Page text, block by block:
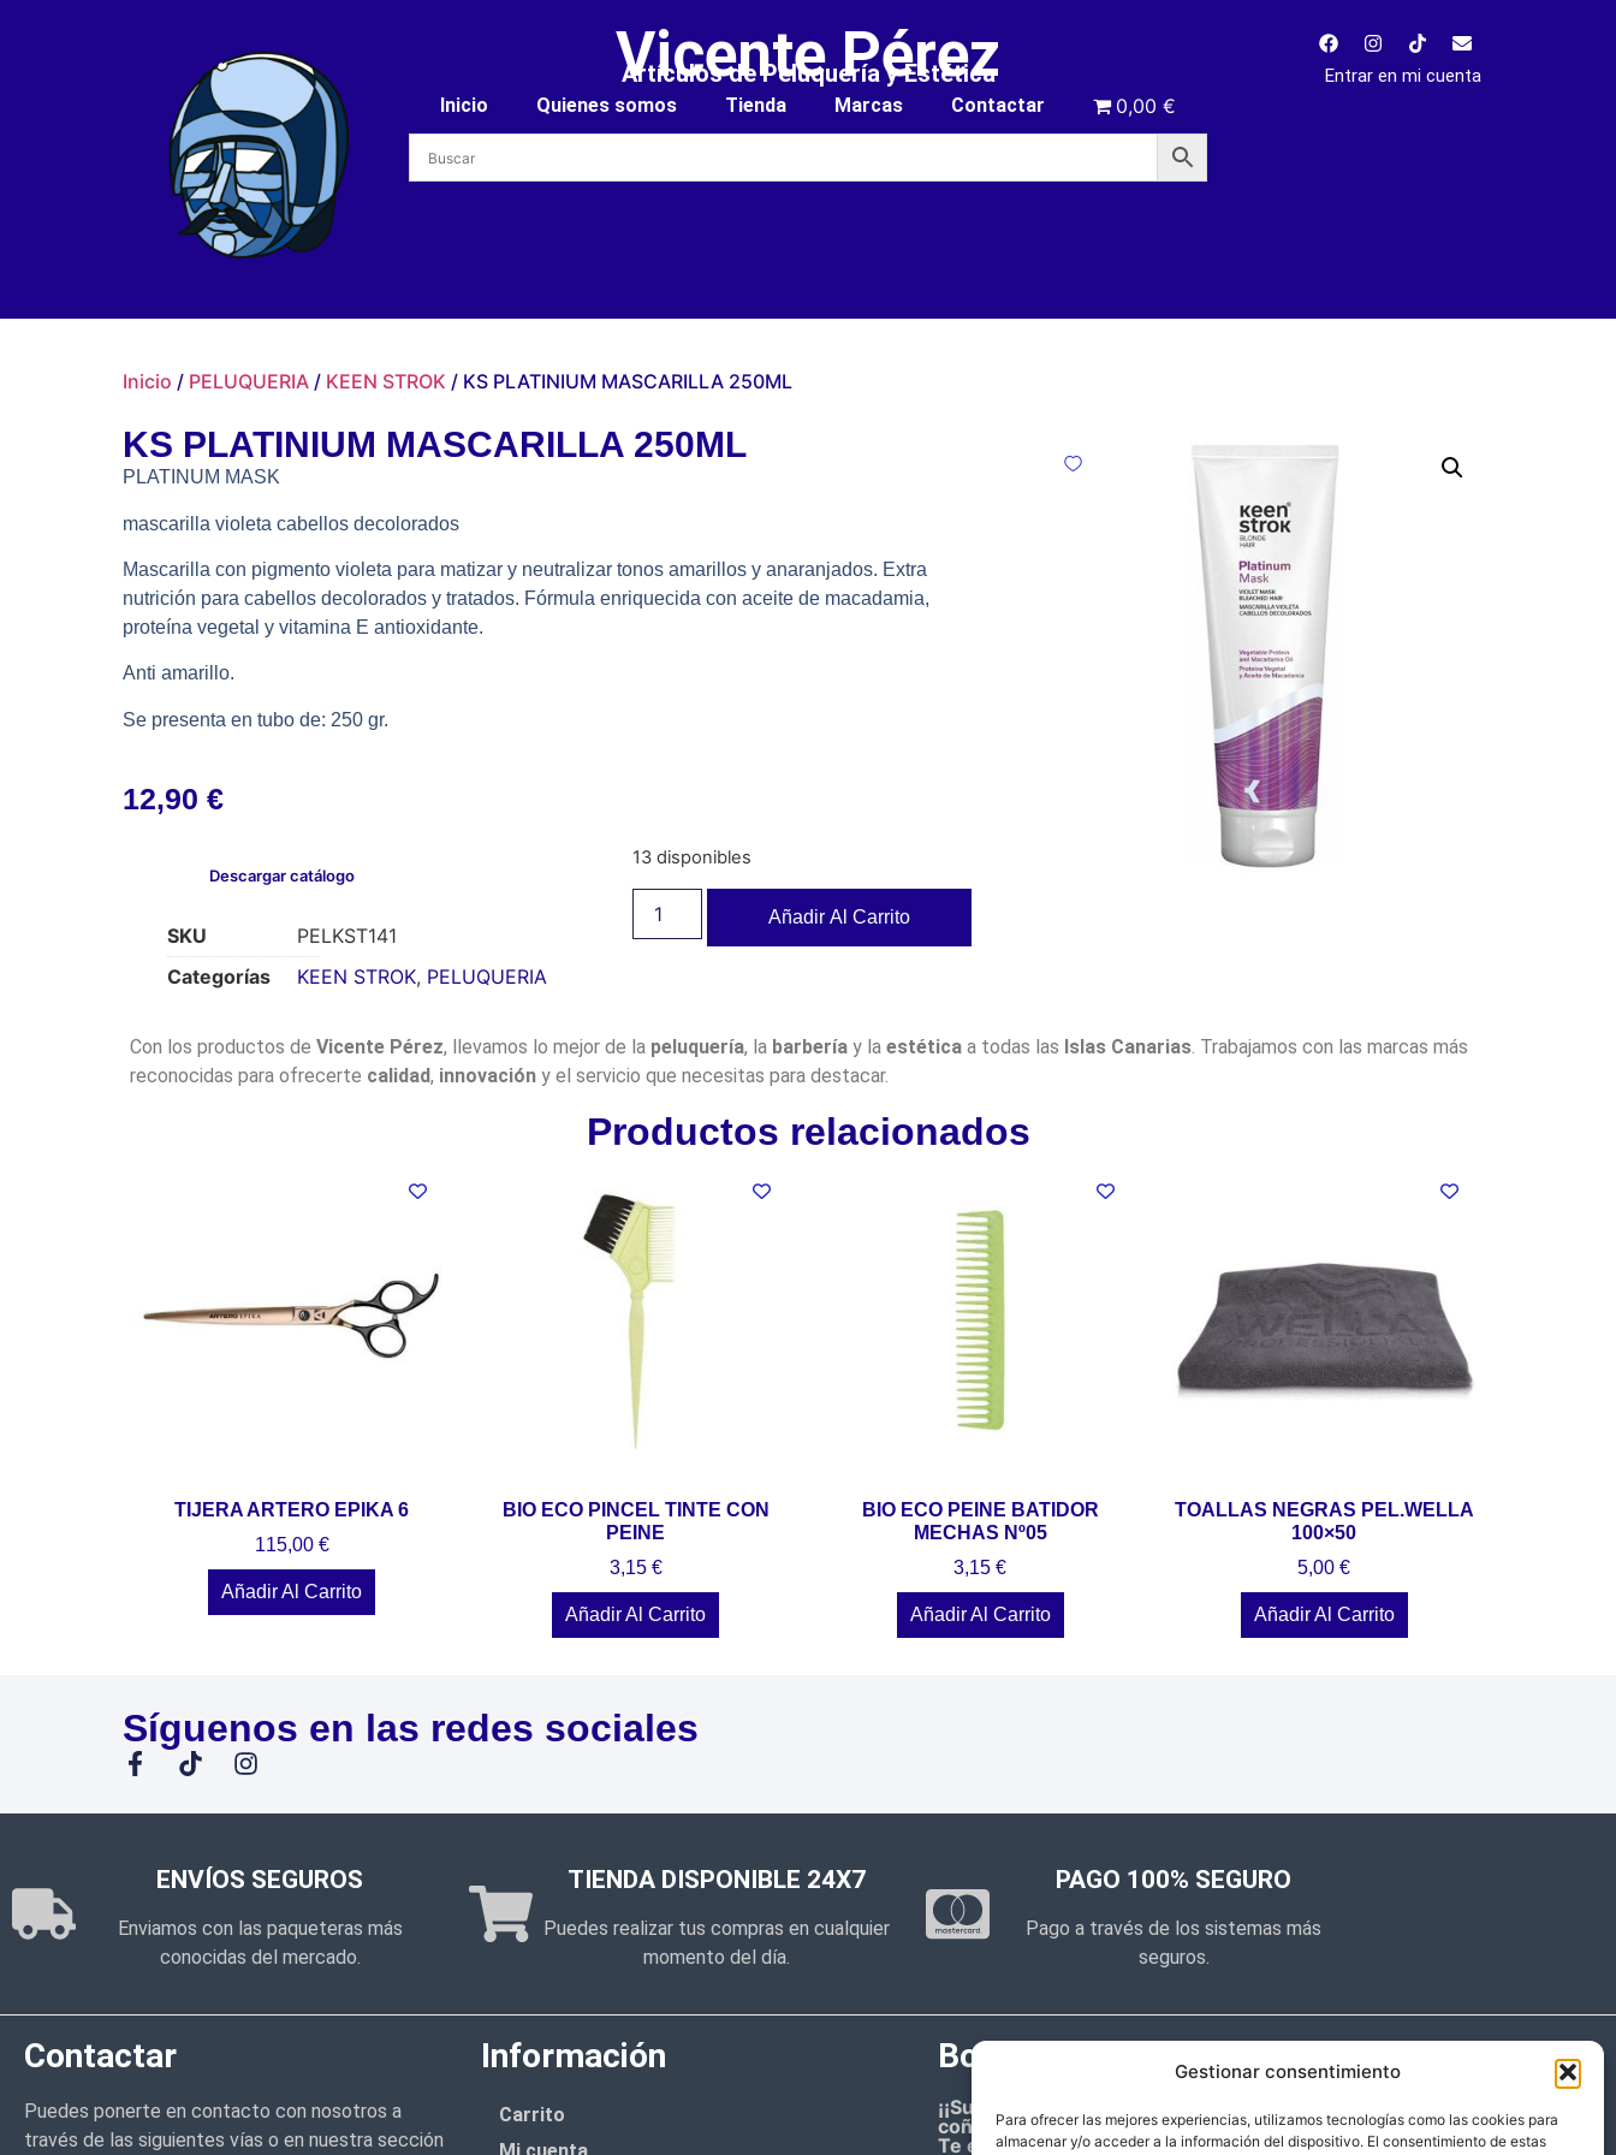
Gestionar consentimiento
Para ofrecer las mejores experiencias, utilizamos tecnologías como las cookies para
almacenar y/o acceder a la información del dispositivo. El consentimiento de estas
Vicente Pérez
Artículos de Peluquería y Estética
Inicio Quienes somos Tienda Marcas Contactar 0,00 €
Entrar en mi cuenta
Inicio / PELUQUERIA / KEEN STROK / KS PLATINIUM MASCARILLA 250ML
KS PLATINIUM MASCARILLA 250ML
PLATINUM MASK
mascarilla violeta cabellos decolorados
Mascarilla con pigmento violeta para matizar y neutralizar tonos amarillos y anaranjados. Extra
nutrición para cabellos decolorados y tratados. Fórmula enriquecida con aceite de macadamia,
proteína vegetal y vitamina E antioxidante.
Anti amarillo.
Se presenta en tubo de: 250 gr.
12,90 €
Descargar catálogo
SKU
PELKST141
Categorías
KEEN STROK, PELUQUERIA
13 disponibles
Añadir Al Carrito
Con los productos de Vicente Pérez, llevamos lo mejor de la peluquería, la barberíay la estéticaa todas las Islas Canarias. Trabajamos con las marcas más
reconocidas para ofrecerte calidad, innovacióny el servicio que necesitas para destacar.
Productos relacionados
TIJERA ARTERO EPIKA 6
115,00 €
Añadir Al Carrito
BIO ECO PINCEL TINTE CON
PEINE
3,15 €
Añadir Al Carrito
BIO ECO PEINE BATIDOR
MECHAS Nº05
3,15€
Añadir Al Carrito
TOALLAS NEGRAS PEL.WELLA
100×50
5,00€
Añadir Al Carrito
Síguenos en las redes sociales
ENVÍOS SEGUROS
Enviamos con las paqueteras más
conocidas del mercado.
TIENDA DISPONIBLE 24X7
Puedes realizar tus compras en cualquier
momento del día.
PAGO 100% SEGURO
Pago a través de los sistemas más
seguros.
Contactar
Puedes ponerte en contacto con nosotros a
través de las siguientes vías o en nuestra sección
Información
Carrito
Boletín de noticias
¡¡Suscríbete y prometemos no dar mucho el
coñazo.!!
Te enviaremos sólo cosas importantes.